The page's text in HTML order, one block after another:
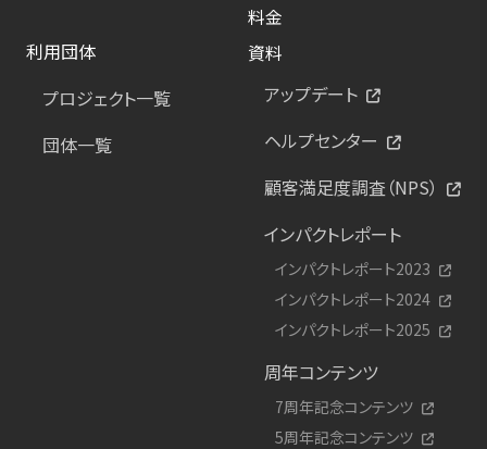
料金
利用団体
プロジェクト一覧
団体一覧
資料
アップデート
ヘルプセンター
顧客満足度調査（NPS）
インパクトレポート
インパクトレポート2023
インパクトレポート2024
インパクトレポート2025
周年コンテンツ
7周年記念コンテンツ
5周年記念コンテンツ